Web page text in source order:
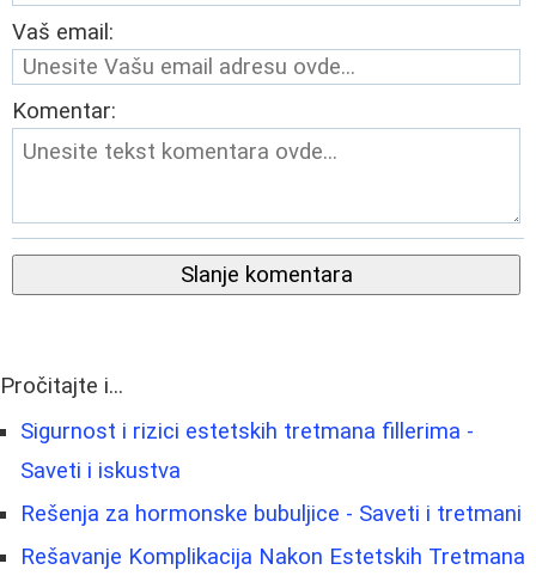
Vaš email:
Komentar:
Slanje komentara
Pročitajte i...
Sigurnost i rizici estetskih tretmana fillerima -
Saveti i iskustva
Rešenja za hormonske bubuljice - Saveti i tretmani
Rešavanje Komplikacija Nakon Estetskih Tretmana